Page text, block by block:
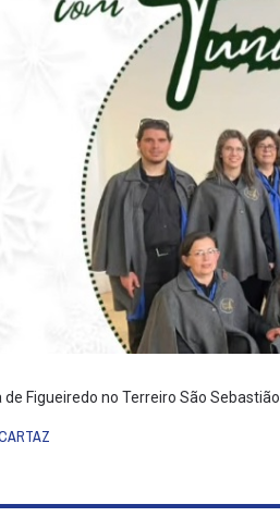
de Figueiredo no Terreiro São Sebastião